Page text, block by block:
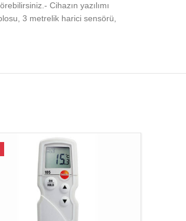
Cihazın yazılımı
3 metrelik harici sensörü,